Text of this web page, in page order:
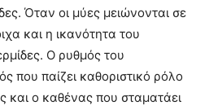
Όταν οι μύες μειώνονται σε
και η ικανότητα του
Ο ρυθμός του
που παίζει καθοριστικό ρόλο
και ο καθένας που σταματάει